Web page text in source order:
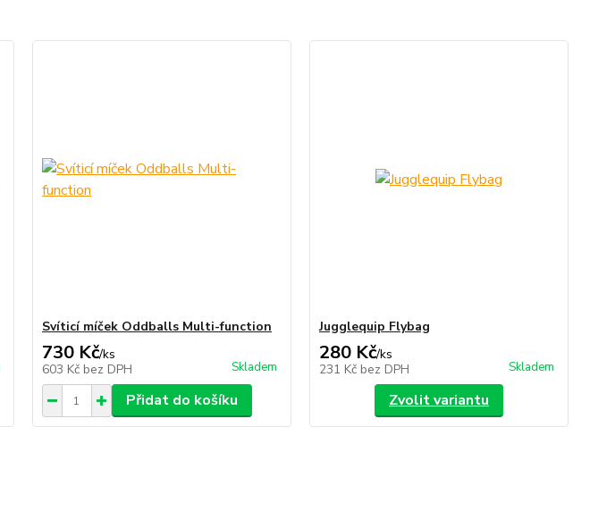
Svíticí míček Oddballs Multi-function
730 Kč/ks
603 Kč bez DPH Skladem
Přidat do košíku
Jugglequip Flybag
280 Kč/ks
231 Kč bez DPH Skladem
Zvolit variantu